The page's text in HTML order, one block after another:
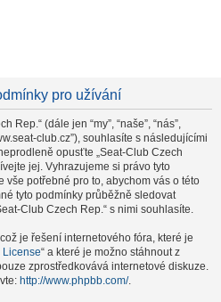
pro užívání
Rep.“ (dále jen “my”, “naše”, “nás”,
club.cz”), souhlasíte s následujícími
opusťte „Seat-Club Czech
jej. Vyhrazujeme si právo tyto
vše potřebné pro to, abychom vás o této
tyto podmínky průběžně sledovat
Club Czech Rep.“ s nimi souhlasíte.
je řešení internetového fóra, které je
“ a které je možno stáhnout z
zprostředkovává internetové diskuze.
http://www.phpbb.com/.